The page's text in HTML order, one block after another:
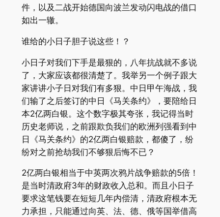
件，以及二战开始德国向波兰发动闪电战的借口
如出一辙。
谁给的小日子胆子说这些！？
小日子对我们下手是最狠的，八年抗战就不多说
了，大家应该都很清楚了。我举另一个例子跟大
家讲讲小子日对我们有多狠。中日甲午海战，我
们输了之后签订的中日《马关条约》，要陪给日
本2亿两白银。这个数字极其夸张，我记得当时
历史老师说，之前跟欺负我们的欧洲列强看到中
日《马关条约》的2亿两白银赔款，都傻了，纷
纷对之前抢劫我们不够狠后悔不已？
2亿两白银相当于中英两次鸦片战争赔款的5倍！
是当时清政府3年的财政收入总和。而且小日子
要求这笔钱要在短短几年内偿清，清政府根本无
力承担，只能通过向英、法、德、俄等国举借高